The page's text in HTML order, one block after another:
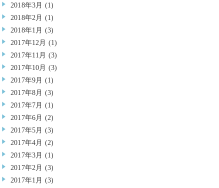
2018年3月 (1)
2018年2月 (1)
2018年1月 (3)
2017年12月 (1)
2017年11月 (3)
2017年10月 (3)
2017年9月 (1)
2017年8月 (3)
2017年7月 (1)
2017年6月 (2)
2017年5月 (3)
2017年4月 (2)
2017年3月 (1)
2017年2月 (3)
2017年1月 (3)